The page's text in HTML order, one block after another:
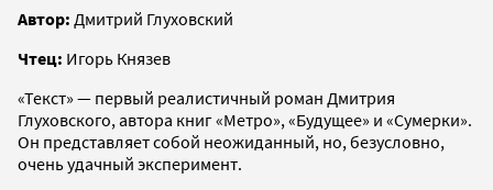
Автор: Дмитрий Глуховский
Чтец: Игорь Князев
«Текст» — первый реалистичный роман Дмитрия
Глуховского, автора книг «Метро», «Будущее» и «Сумерки».
Он представляет собой неожиданный, но, безусловно,
очень удачный эксперимент.